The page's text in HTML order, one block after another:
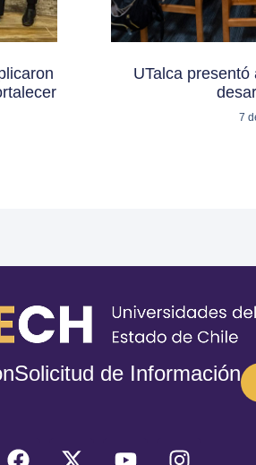
UTalca
7
Solicitud de Información